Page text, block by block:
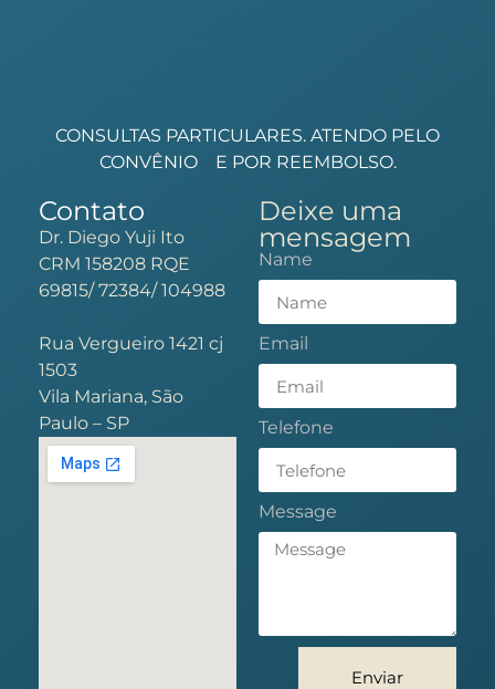
CONSULTAS PARTICULARES. ATENDO PELO
CONVÊNIO
E POR REEMBOLSO.
Contato
Dr. Diego Yuji Ito
CRM 158208 RQE
69815/ 72384/ 104988
Rua Vergueiro 1421 cj
1503
Vila Mariana, São
Paulo – SP
Deixe uma
mensagem
Name
Email
Telefone
Message
Enviar